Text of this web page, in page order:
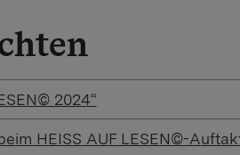
2024“
HEISS AUF LESEN©-